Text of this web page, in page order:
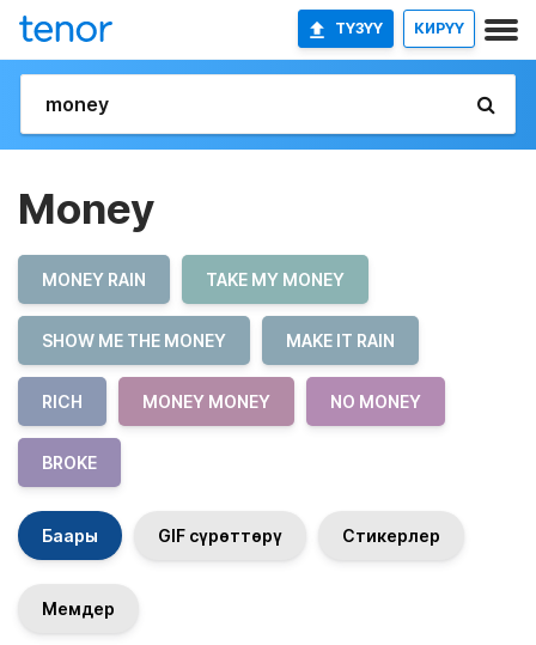
ТҮЗҮҮ КИРҮҮ
Money
MONEY RAIN TAKE MY MONEY
SHOW ME THE MONEY MAKE IT RAIN
RICH MONEY MONEY NO MONEY
BROKE
Баары GIF сүрөттөрү Стикерлер
Мемдер